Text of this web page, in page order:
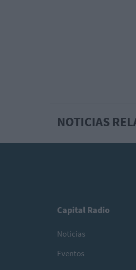
NOTICIAS
Capital Radio
Noticias
Eventos